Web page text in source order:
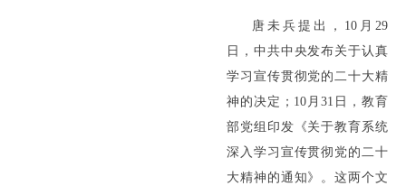
唐未兵提出，10月29
日，中共中央发布关于认真
学习宣传贯彻党的二十大精
神的决定；10月31日，教育
部党组印发《关于教育系统
深入学习宣传贯彻党的二十
大精神的通知》。这两个文